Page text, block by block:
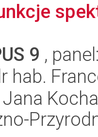
9 ,
hab.